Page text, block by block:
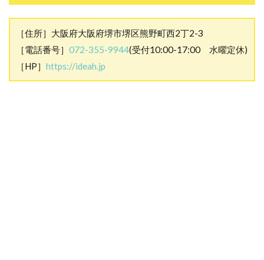
［住所］大阪府大阪府堺市堺区熊野町西2丁2-3
［電話番号］ 072-355-9944(受付10:00-17:00 水曜定休)
［HP］ https://ideah.jp